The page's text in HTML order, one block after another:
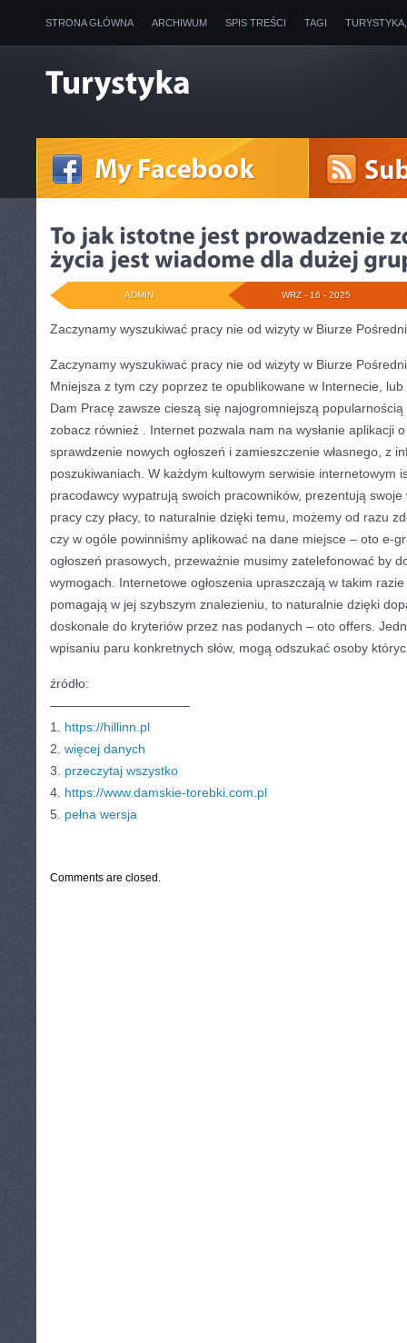
STRONA GŁÓWNA ARCHIWUM SPIS TREŚCI TAGI
WRZ - 16 - 2025
ADMIN
Zaczynamy wyszukiwać pracy nie od wizyty w Biurze
Zaczynamy wyszukiwać pracy nie od wizyty w Biurze
Mniejsza z tym czy poprzez te opublikowane w Internecie,
Dam Pracę zawsze cieszą się najogromniejszą
zobacz również . Internet pozwala nam na wysłanie aplikacji
sprawdzenie nowych ogłoszeń i zamieszczenie własnego, z
poszukiwaniach. W każdym kultowym serwisie internetowym
pracodawcy wypatrują swoich pracowników, prezentują
pracy czy płacy, to naturalnie dzięki temu, możemy od razu
czy w ogóle powinniśmy aplikować na dane miejsce – oto e-
ogłoszeń prasowych, przeważnie musimy zatelefonować by
wymogach. Internetowe ogłoszenia upraszczają w takim
pomagają w jej szybszym znalezieniu, to naturalnie dzięki
doskonale do kryteriów przez nas podanych – oto offers.
wpisaniu paru konkretnych słów, mogą odszukać osoby
źródło:
———————————
1. https://hillinn.pl
2. więcej danych
3. przeczytaj wszystko
4. https://www.damskie-torebki.com.pl
5. pełna wersja
Comments are closed.